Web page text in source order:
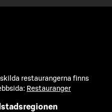
restaurangerna finns
Restauranger